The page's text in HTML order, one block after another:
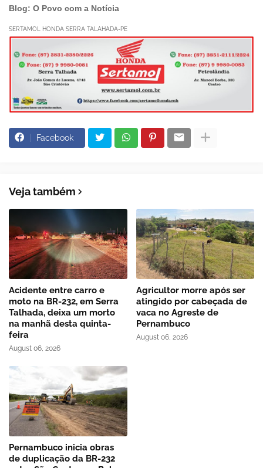
Blog: O Povo com a Notícia
SERTAMOL HONDA SERRA TALAHADA-PE
Facebook
Veja também
Acidente entre carro e
moto na BR-232, em Serra
Talhada, deixa um morto
na manhã desta quinta-
feira
August 06, 2026
Agricultor morre após ser
atingido por cabeçada de
vaca no Agreste de
Pernambuco
August 06, 2026
Pernambuco inicia obras
de duplicação da BR-232